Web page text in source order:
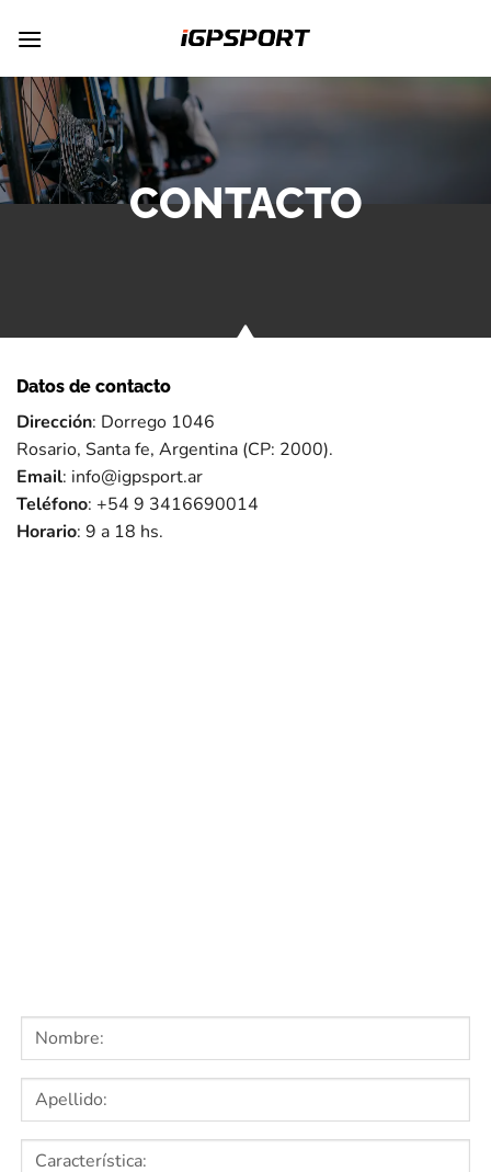
CONTACTO
Datos de contacto
Dirección: Dorrego 1046
Rosario, Santa fe, Argentina (CP: 2000).
Email: info@igpsport.ar
Teléfono: +54 9 3416690014
Horario: 9 a 18 hs.